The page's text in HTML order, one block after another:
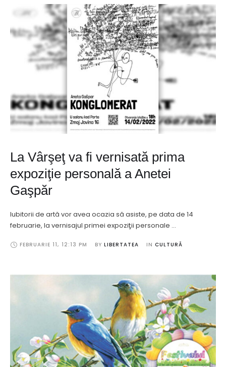
La Vârşeţ va fi vernisată prima
expoziţie personală a Anetei
Gaşpăr
Iubitorii de artă vor avea ocazia să asiste, pe data de 14
februarie, la vernisajul primei expoziţii personale …
FEBRUARIE 11, 12:13 PM BY LIBERTATEA IN CULTURĂ